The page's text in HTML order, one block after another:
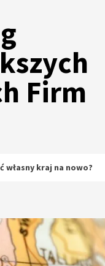
Firm
na nowo?